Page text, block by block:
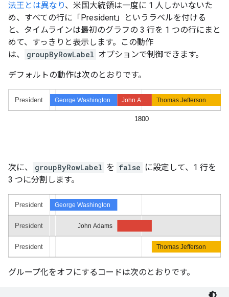
法王とは異なり、米国大統領は一度に 1 人しかいないた
め、すべての行に「President」というラベルを付ける
と、タイムラインは最初のグラフの 3 行を 1 つの行にまと
めて、すっきりと表示します。この動作
は、
groupByRowLabel オプションで制御できます。
デフォルトの動作は次のとおりです。
次に、 groupByRowLabel を false に設定して、1 行を
3 つに分割します。
グループ化をオフにするコードは次のとおりです。